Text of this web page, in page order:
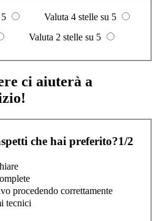
Valuta 4 stelle su 5
Valuta 2 stelle su 5
ci aiuterà a
che hai preferito?1/2
procedendo correttamente
tecnici